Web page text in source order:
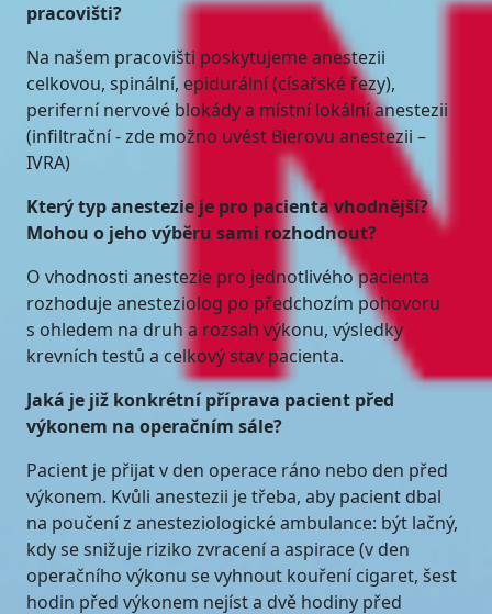
pracovišti?
Na našem pracovišti poskytujeme anestezii
celkovou, spinální, epidurální (císařské řezy),
periferní nervové blokády a místní lokální anestezii
(infiltrační - zde možno uvést Bierovu anestezii –
IVRA)
Který typ anestezie je pro pacienta vhodnější?
Mohou o jeho výběru sami rozhodnout?
O vhodnosti anestezie pro jednotlivého pacienta
rozhoduje anesteziolog po předchozím pohovoru
s ohledem na druh a rozsah výkonu, výsledky
krevních testů a celkový stav pacienta.
Jaká je již konkrétní příprava pacient před
výkonem na operačním sále?
Pacient je přijat v den operace ráno nebo den před
výkonem. Kvůli anestezii je třeba, aby pacient dbal
na poučení z anesteziologické ambulance: být lačný,
kdy se snižuje riziko zvracení a aspirace (v den
operačního výkonu se vyhnout kouření cigaret, šest
hodin před výkonem nejíst a dvě hodiny před